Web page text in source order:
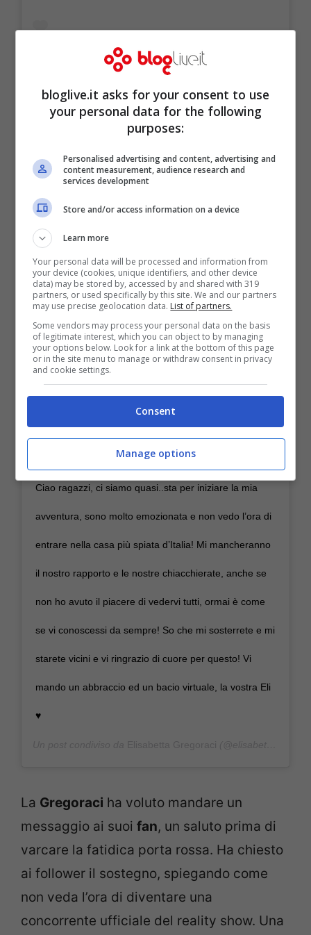
Ciao ragazzi, ci siamo quasi..sta per iniziare la mia
avventura, sono molto emozionata e non vedo l’ora di
entrare nella casa più spiata d’Italia! Mi mancheranno
il nostro rapporto e le nostre chiacchierate, anche se
non ho avuto il piacere di vedervi tutti, ormai è come
se vi conoscessi da sempre! So che mi sosterrete e mi
starete vicini e vi ringrazio di cuore per questo! Vi
mando un abbraccio ed un bacio virtuale, la vostra Eli
♥️
La Gregoraci ha voluto mandare un
messaggio ai suoi fan, un saluto prima di
varcare la fatidica porta rossa. Ha chiesto
ai follower il sostegno, spiegando come
non veda l’ora di diventare una
concorrente ufficiale del reality show. Una
bloglive.it asks for your consent to use
your personal data for the following
purposes:
Personalised advertising and content, advertising and
content measurement, audience research and
services development
Store and/or access information on a device
Learn more
Your personal data will be processed and information from
your device (cookies, unique identifiers, and other device
data) may be stored by, accessed by and shared with 319
partners, or used specifically by this site. We and our partners
may use precise geolocation data. List of partners.
Some vendors may process your personal data on the basis
of legitimate interest, which you can object to by managing
your options below. Look for a link at the bottom of this page
or in the site menu to manage or withdraw consent in privacy
and cookie settings.
Consent
Manage options